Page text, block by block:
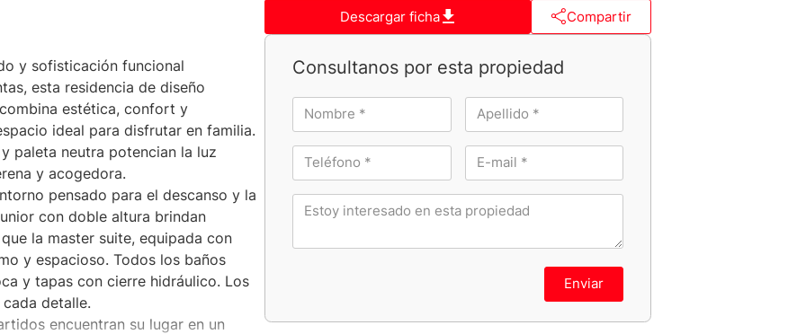
y sofisticación funcional
esta residencia de diseño
estética, confort y
ideal para disfrutar en familia.
paleta neutra potencian la luz
y acogedora.
pensado para el descanso y la
con doble altura brindan
la master suite, equipada con
y espacioso. Todos los baños
y tapas con cierre hidráulico. Los
detalle.
encuentran su lugar en un
Descargar ficha Compartir
Consultanos por esta propiedad
Enviar